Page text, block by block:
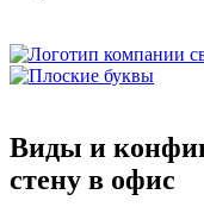
Виды и
стену в офис